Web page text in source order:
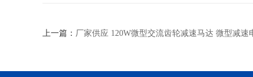
上一篇： 厂家供应 120W微型交流齿轮减速马达 微型减速